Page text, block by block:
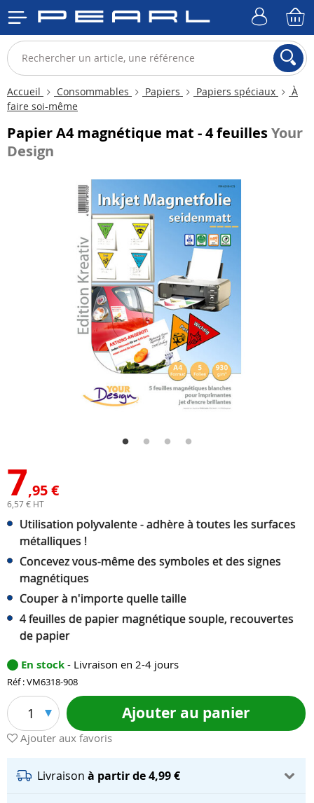
Accueil Consommables Papiers Papiers spéciaux
À
faire soi-même
Papier A4 magnétique mat - 4 feuillesYour
Design
7,95 €
6,57 € HT
Utilisation polyvalente - adhère à toutes les surfaces
métalliques !
Concevez vous-même des symboles et des signes
magnétiques
Couper à n'importe quelle taille
4 feuilles de papier magnétique souple, recouvertes
de papier
En stock - Livraison en 2-4 jours
Réf : VM6318-908
1 Ajouter au panier
Ajouter aux favoris
Livraison à partir de 4,99 €